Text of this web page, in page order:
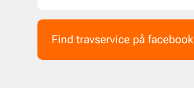
Find travservice på facebook